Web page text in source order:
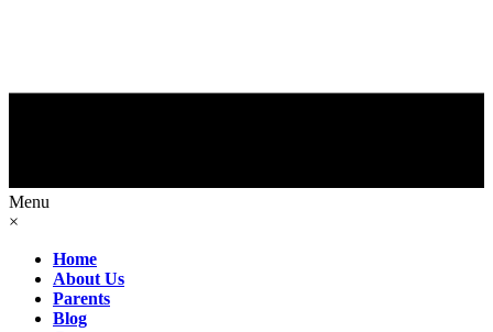
Menu
×
Home
About Us
Parents
Blog